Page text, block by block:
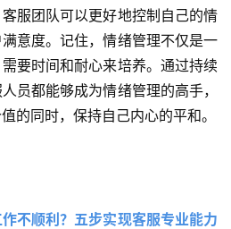
服团队可以更好地控制自己的情
意度。记住，情绪管理不仅是一
要时间和耐心来培养。通过持续
员都能够成为情绪管理的高手，
的同时，保持自己内心的平和。
不顺利？五步实现客服专业能力